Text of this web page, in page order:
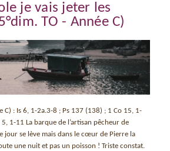
je vais jeter les
TO - Année C)
C) : Is 6, 1-2a.3-8 ; Ps 137 (138) ; 1 Co 15, 1-
1-11 La barque de l’artisan pêcheur de
jour se lève mais dans le cœur de Pierre la
une nuit et pas un poisson ! Triste constat.